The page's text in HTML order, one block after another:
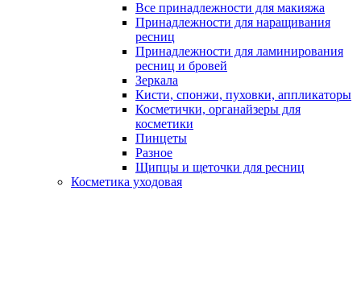
Все принадлежности для макияжа
Принадлежности для наращивания
ресниц
Принадлежности для ламинирования
ресниц и бровей
Зеркала
Кисти, спонжи, пуховки, аппликаторы
Косметички, органайзеры для
косметики
Пинцеты
Разное
Щипцы и щеточки для ресниц
Косметика уходовая